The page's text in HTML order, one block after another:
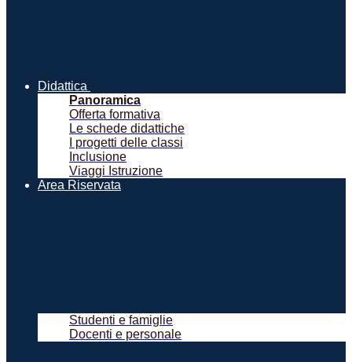
Didattica
Panoramica
Offerta formativa
Le schede didattiche
I progetti delle classi
Inclusione
Viaggi Istruzione
Area Riservata
Studenti e famiglie
Docenti e personale